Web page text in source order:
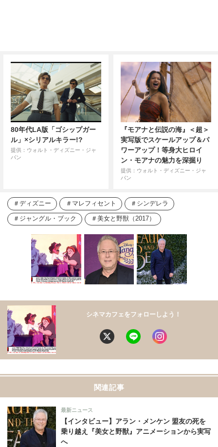
80年代LA版「ゴシップガー
ル」×シリアルキラー!?
提供：ウォルト・ディズニー・ジャ
パン
『モアナと伝説の海』＜超＞
実写版でスケールアップ＆パ
ワーアップ！等身大ヒロイ
ン・モアナの魅力を深掘り
提供：ウォルト・ディズニー・ジャ
パン
ディズニー マレフィセント シンデレラ
ジャングル・ブック 美女と野獣（2017）
シネマカフェをフォローしよう！
関連記事
【インタビュー】アラン・メンケン 盟友の死を
乗り越え『美女と野獣』アニメーションから実写
へ
最新ニュース